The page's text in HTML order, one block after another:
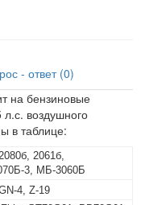
- ответ (0)
на бензиновые
воздушного
в таблице:
2061б,
3, МБ-3060Б
4, Z-19